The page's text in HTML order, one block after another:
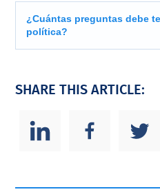
¿Cuántas preguntas debe
política?
SHARE THIS ARTICLE: